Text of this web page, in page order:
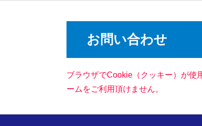
お問い合わせ
ブラウザでCookie（クッキー）が使
ームをご利用頂けません。